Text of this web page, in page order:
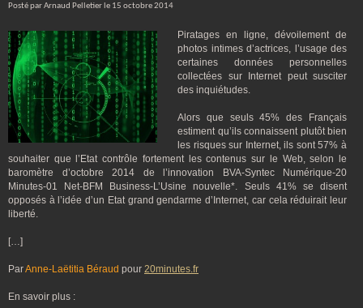
Posté par Arnaud Pelletier le 15 octobre 2014
Piratages en ligne, dévoilement de
photos intimes d’actrices, l’usage des
certaines données personnelles
collectées sur Internet peut susciter
des inquiétudes.
Alors que seuls 45% des Français
estiment qu’ils connaissent plutôt bien
les risques sur Internet, ils sont 57% à
souhaiter que l’Etat contrôle fortement les contenus sur le Web, selon le
baromètre d’octobre 2014 de l’innovation BVA-Syntec Numérique-20
Minutes-01 Net-BFM Business-L’Usine nouvelle*. Seuls 41% se disent
opposés à l’idée d’un Etat grand gendarme d’Internet, car cela réduirait leur
liberté.
[…]
ParAnne-Laëtitia Béraud pour 20minutes.fr
En savoir plus :